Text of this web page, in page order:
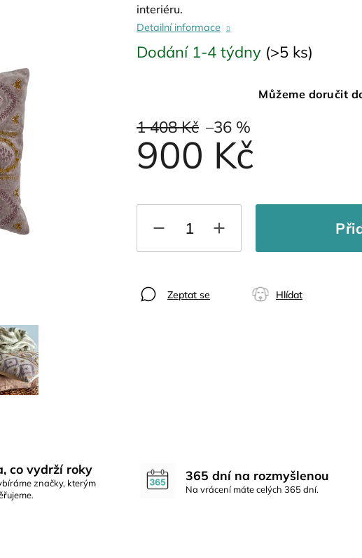
1 408 Kč –36 %
900 Kč
Dodání 1-4 týdny (>5 ks)
Můžeme doručit
interiéru.
Detailní informace
Zeptat se Hlídat
co vydrží roky
značky, kterým
365 dní na rozmyšlenou
Na vrácení máte celých 365 dní.